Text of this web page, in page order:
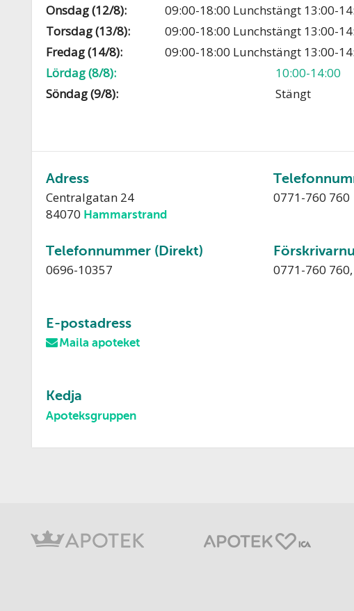
Onsdag (12/8):
09:00-18:00 Lunchstängt 13:00-
Torsdag (13/8):
09:00-18:00 Lunchstängt 13:00-
Fredag (14/8):
09:00-18:00 Lunchstängt 13:00-
Lördag (8/8):
10:00-14:00
Söndag (9/8):
Stängt
Adress
Centralgatan 24
84070 Hammarstrand
0771-760 760
Telefonnummer (Direkt)
0696-10357
0771-760
E-postadress
Maila apoteket
Kedja
Apoteksgruppen